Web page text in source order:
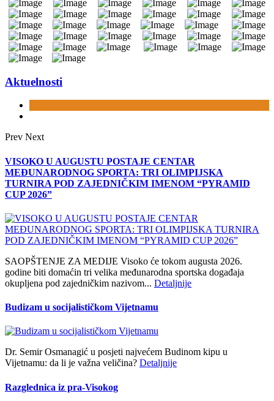
Aktuelnosti
Prev Next
VISOKO U AUGUSTU POSTAJE CENTAR
MEĐUNARODNOG SPORTA: TRI OLIMPIJSKA
TURNIRA POD ZAJEDNIČKIM IMENOM “PYRAMID
CUP 2026”
SAOPŠTENJE ZA MEDIJE Visoko će tokom augusta 2026.
godine biti domaćin tri velika međunarodna sportska događaja
okupljena pod zajedničkim nazivom... Detaljnije
Budizam u socijalističkom Vijetnamu
Dr. Semir Osmanagić u posjeti najvećem Budinom kipu u
Vijetnamu: da li je važna veličina? Detaljnije
Razglednica iz pra-Visokog